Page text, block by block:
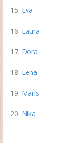
Eva
Laura
Dora
Lena
Maris
Nika